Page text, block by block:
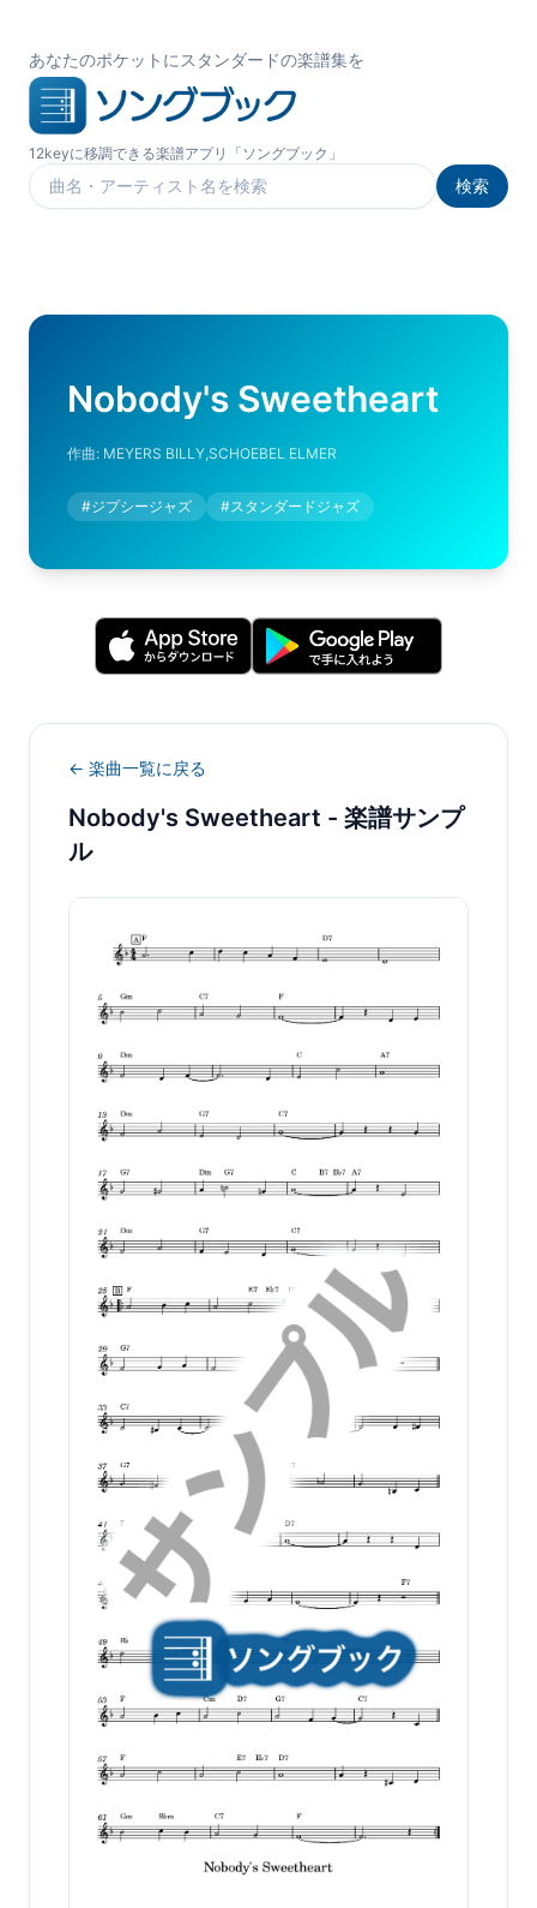
あなたのポケットにスタンダードの楽譜集を
12keyに移調できる楽譜アプリ「ソングブック」
楽曲を検索
検索
Nobody's Sweetheart
作曲: MEYERS BILLY,SCHOEBEL ELMER
#ジプシージャズ #スタンダードジャズ
← 楽曲一覧に戻る
Nobody's Sweetheart - 楽譜サンプ
ル